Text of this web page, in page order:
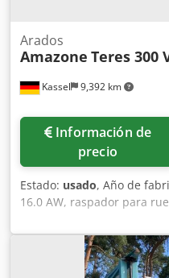
Kassel 9,392 km
Arados
Amazone Teres 300
Información de
precio
Estado: usado, Año de
16.0 AW, raspador para
de presión de liberación /
430, punta de reja HD,
unidad / dentado,
Chjdpfxot Eay Es Ag Aja